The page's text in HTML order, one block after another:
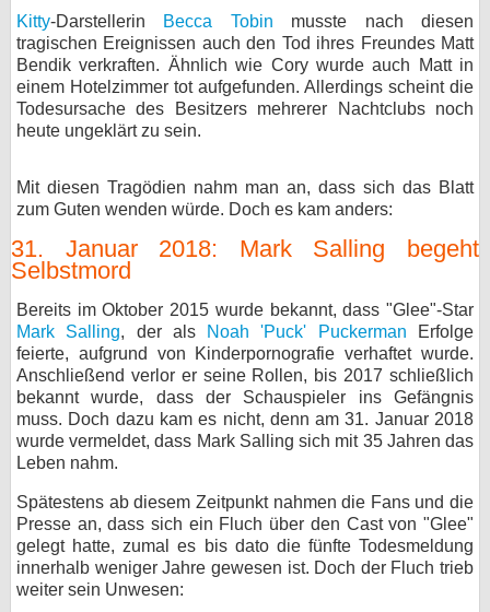
Kitty-Darstellerin Becca Tobin musste nach diesen
tragischen Ereignissen auch den Tod ihres Freundes Matt
Bendik verkraften. Ähnlich wie Cory wurde auch Matt in
einem Hotelzimmer tot aufgefunden. Allerdings scheint die
Todesursache des Besitzers mehrerer Nachtclubs noch
heute ungeklärt zu sein.
Mit diesen Tragödien nahm man an, dass sich das Blatt
zum Guten wenden würde. Doch es kam anders:
31. Januar 2018: Mark Salling begeht
Selbstmord
Bereits im Oktober 2015 wurde bekannt, dass "Glee"-Star
Mark Salling, der als Noah 'Puck' Puckerman Erfolge
feierte, aufgrund von Kinderpornografie verhaftet wurde.
Anschließend verlor er seine Rollen, bis 2017 schließlich
bekannt wurde, dass der Schauspieler ins Gefängnis
muss. Doch dazu kam es nicht, denn am 31. Januar 2018
wurde vermeldet, dass Mark Salling sich mit 35 Jahren das
Leben nahm.
Spätestens ab diesem Zeitpunkt nahmen die Fans und die
Presse an, dass sich ein Fluch über den Cast von "Glee"
gelegt hatte, zumal es bis dato die fünfte Todesmeldung
innerhalb weniger Jahre gewesen ist. Doch der Fluch trieb
weiter sein Unwesen: